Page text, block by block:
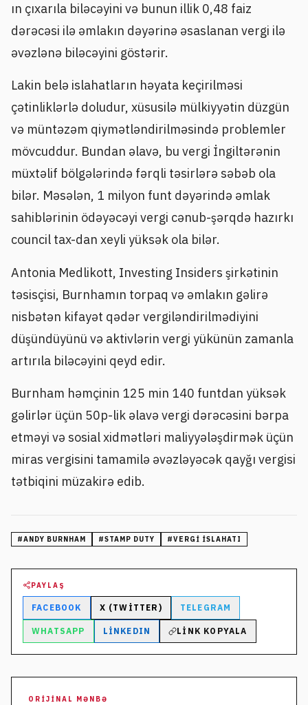
ın çıxarıla biləcəyini və bunun illik 0,48 faiz
dərəcəsi ilə əmlakın dəyərinə əsaslanan vergi ilə
əvəzlənə biləcəyini göstərir.
Lakin belə islahatların həyata keçirilməsi
çətinliklərlə doludur, xüsusilə mülkiyyətin düzgün
və müntəzəm qiymətləndirilməsində problemler
mövcuddur. Bundan əlavə, bu vergi İngiltərənin
müxtəlif bölgələrində fərqli təsirlərə səbəb ola
bilər. Məsələn, 1 milyon funt dəyərində əmlak
sahiblərinin ödəyəcəyi vergi cənub-şərqdə hazırkı
council tax-dan xeyli yüksək ola bilər.
Antonia Medlikott, Investing Insiders şirkətinin
təsisçisi, Burnhamın torpaq və əmlakın gəlirə
nisbətən kifayət qədər vergiləndirilmədiyini
düşündüyünü və aktivlərin vergi yükünün zamanla
artırıla biləcəyini qeyd edir.
Burnham həmçinin 125 min 140 funtdan yüksək
gəlirlər üçün 50p-lik əlavə vergi dərəcəsini bərpa
etməyi və sosial xidmətləri maliyyələşdirmək üçün
miras vergisini tamamilə əvəzləyəcək qayğı vergisi
tətbiqini müzakirə edib.
#ANDY BURNHAM #STAMP DUTY #VERGI ISLAHATI
PAYLAŞ
FACEBOOK X (TWITTER) TELEGRAM
WHATSAPP LINKEDIN LINK KOPYALA
ORIJINAL MƏNBƏ